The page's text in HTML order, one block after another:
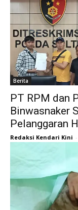
Berita
PT RPM dan
Binwasnaker
Pelanggaran
Redaksi Kendari Kini -